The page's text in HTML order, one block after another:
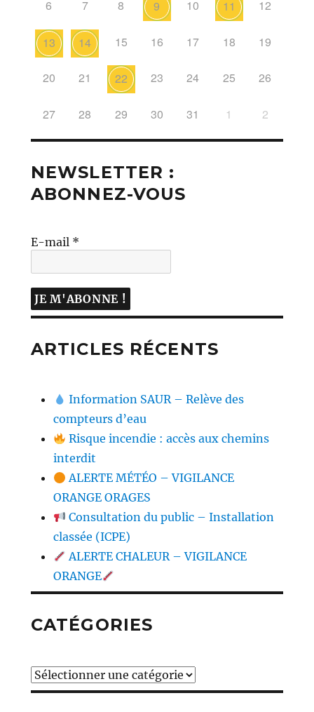
6 7 8 9 10 11 12
13 14 15 16 17 18 19
20 21 22 23 24 25 26
27 28 29 30 31 1 2
NEWSLETTER :
ABONNEZ-VOUS
E-mail *
ARTICLES RÉCENTS
Information SAUR – Relève des
compteurs d’eau
Risque incendie : accès aux chemins
interdit
ALERTE MÉTÉO – VIGILANCE
ORANGE ORAGES
Consultation du public – Installation
classée (ICPE)
ALERTE CHALEUR – VIGILANCE
ORANGE
CATÉGORIES
Catégories